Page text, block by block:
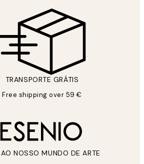
TRANSPORTE GRÁTIS
Free shipping over 59 €
NOSSO MUNDO DE ARTE